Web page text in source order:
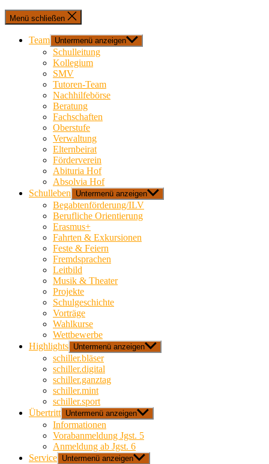
Menü schließen
Team Untermenü anzeigen
Schulleitung
Kollegium
SMV
Tutoren-Team
Nachhilfebörse
Beratung
Fachschaften
Oberstufe
Verwaltung
Elternbeirat
Förderverein
Abituria Hof
Absolvia Hof
Schulleben
Untermenü anzeigen
Begabtenförderung/ILV
Berufliche Orientierung
Erasmus+
Fahrten & Exkursionen
Feste & Feiern
Fremdsprachen
Leitbild
Musik & Theater
Projekte
Schulgeschichte
Vorträge
Wahlkurse
Wettbewerbe
Highlights Untermenü anzeigen
schiller.bläser
schiller.digital
schiller.ganztag
schiller.mint
schiller.sport
Übertritt Untermenü anzeigen
Informationen
Vorabanmeldung Jgst. 5
Anmeldung ab Jgst. 6
Service Untermenü anzeigen